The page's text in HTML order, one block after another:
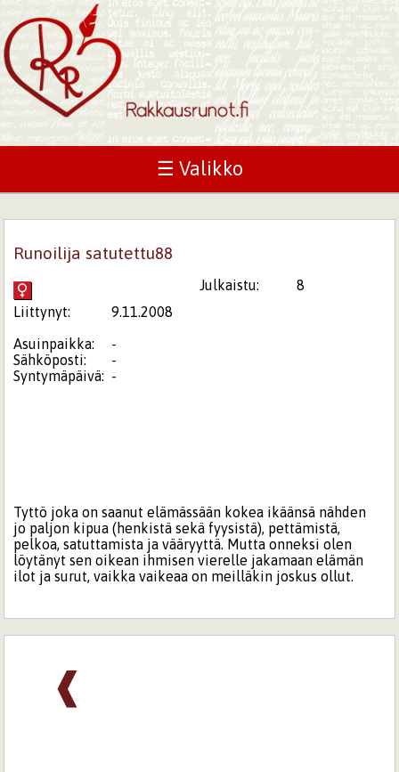
☰ Valikko
Runoilija satutettu88
Julkaistu:
8
Liittynyt:
9.11.2008
Asuinpaikka:
-
Sähköposti:
-
Syntymäpäivä: -
Tyttö joka on saanut elämässään kokea ikäänsä nähden
jo paljon kipua (henkistä sekä fyysistä), pettämistä,
pelkoa, satuttamista ja vääryyttä. Mutta onneksi olen
löytänyt sen oikean ihmisen vierelle jakamaan elämän
ilot ja surut, vaikka vaikeaa on meilläkin joskus ollut.
❰